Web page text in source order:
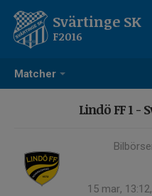
Matcher
Svärtinge SK
F2016
Lindö FF 1 -
15 mar,